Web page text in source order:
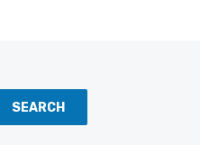
SEARCH